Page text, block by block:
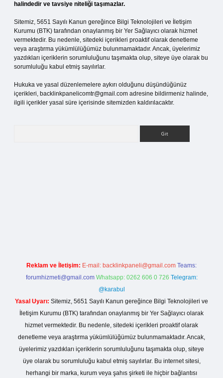
halindedir ve tavsiye niteliği taşımazlar.
Sitemiz, 5651 Sayılı Kanun gereğince Bilgi Teknolojileri ve İletişim
Kurumu (BTK) tarafından onaylanmış bir Yer Sağlayıcı olarak hizmet
vermektedir. Bu nedenle, sitedeki içerikleri proaktif olarak denetleme
veya araştırma yükümlülüğümüz bulunmamaktadır. Ancak, üyelerimiz
yazdıkları içeriklerin sorumluluğunu taşımakta olup, siteye üye olarak bu
sorumluluğu kabul etmiş sayılırlar.
Hukuka ve yasal düzenlemelere aykırı olduğunu düşündüğünüz
içerikleri, backlinkpanelicomtr@gmail.com adresine bildirmeniz halinde,
ilgili içerikler yasal süre içerisinde sitemizden kaldırılacaktır.
Reklam ve İletişim: E-mail: backlinkpaneli@gmail.com Teams:
forumhizmeti@gmail.com Whatsapp: 0262 606 0 726 Telegram:
@karabul
Yasal Uyarı: Sitemiz, 5651 Sayılı Kanun gereğince Bilgi Teknolojileri ve
İletişim Kurumu (BTK) tarafından onaylanmış bir Yer Sağlayıcı olarak
hizmet vermektedir. Bu nedenle, sitedeki içerikleri proaktif olarak
denetleme veya araştırma yükümlülüğümüz bulunmamaktadır. Ancak,
üyelerimiz yazdıkları içeriklerin sorumluluğunu taşımakta olup, siteye
üye olarak bu sorumluluğu kabul etmiş sayılırlar. Bu internet sitesi,
herhangi bir marka, kurum veya şahıs şirketi ile hiçbir bağlantısı